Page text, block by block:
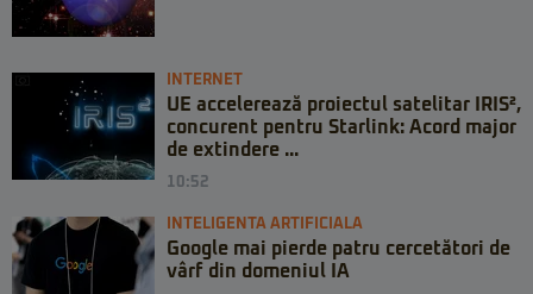
INTERNET
UE accelerează proiectul satelitar IRIS²,
concurent pentru Starlink: Acord major
de extindere ...
10:52
INTELIGENTA ARTIFICIALA
Google mai pierde patru cercetători de
vârf din domeniul IA